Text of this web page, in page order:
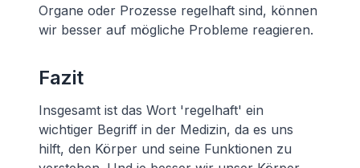
Organe oder Prozesse regelhaft sind, können
wir besser auf mögliche Probleme reagieren.
Fazit
Insgesamt ist das Wort 'regelhaft' ein
wichtiger Begriff in der Medizin, da es uns
hilft, den Körper und seine Funktionen zu